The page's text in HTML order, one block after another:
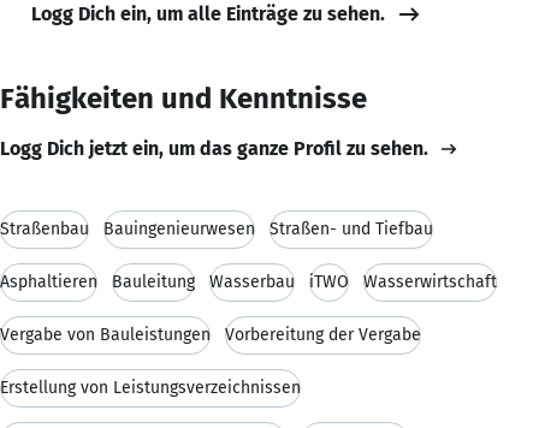
Logg Dich ein, um alle Einträge zu sehen.
Fähigkeiten und Kenntnisse
Logg Dich jetzt ein, um das ganze Profil zu sehen.
Straßenbau Bauingenieurwesen Straßen- und Tiefbau
Asphaltieren Bauleitung Wasserbau iTWO Wasserwirtschaft
Vergabe von Bauleistungen Vorbereitung der Vergabe
Erstellung von Leistungsverzeichnissen